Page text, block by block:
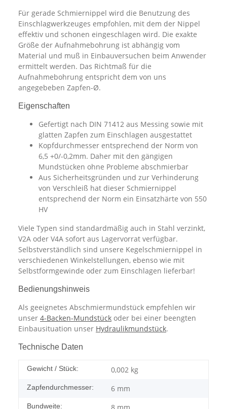
Für gerade Schmiernippel wird die Benutzung des
Einschlagwerkzeuges empfohlen, mit dem der Nippel
effektiv und schonen eingeschlagen wird. Die exakte
Größe der Aufnahmebohrung ist abhängig vom
Material und muß in Einbauversuchen beim Anwender
ermittelt werden. Das Richtmaß für die
Aufnahmebohrung entspricht dem von uns
angegebeben Zapfen-Ø.
Eigenschaften
Gefertigt nach DIN 71412 aus Messing sowie mit
glatten Zapfen zum Einschlagen ausgestattet
Kopfdurchmesser entsprechend der Norm von
6,5 +0/-0,2mm. Daher mit den gängigen
Mundstücken ohne Probleme abschmierbar
Aus Sicherheitsgründen und zur Verhinderung
von Verschleiß hat dieser Schmiernippel
entsprechend der Norm ein Einsatzhärte von 550
HV
Viele Typen sind standardmäßig auch in Stahl verzinkt,
V2A oder V4A sofort aus Lagervorrat verfügbar.
Selbstverständlich sind unsere Kegelschmiernippel in
verschiedenen Winkelstellungen, ebenso wie mit
Selbstformgewinde oder zum Einschlagen lieferbar!
Bedienungshinweis
Als geeignetes Abschmiermundstück empfehlen wir
unser 4-Backen-Mundstück oder bei einer beengten
Einbausituation unser Hydraulikmundstück.
Technische Daten
Gewicht / Stück: 0,002 kg
Zapfendurchmesser: 6 mm
Bundweite: